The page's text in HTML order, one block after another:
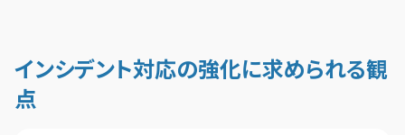
インシデント対応の強化に求められる観
点